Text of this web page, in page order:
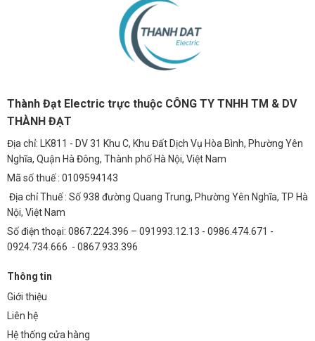
Thành Đạt Electric trực thuộc CÔNG TY TNHH TM & DV
THÀNH ĐẠT
Địa chỉ: LK811 - DV 31 Khu C, Khu Đất Dịch Vụ Hòa Bình, Phường Yên
Nghĩa, Quận Hà Đông, Thành phố Hà Nội, Việt Nam
Mã số thuế : 0109594143
Địa chỉ Thuế : Số 938 đường Quang Trung, Phường Yên Nghĩa, TP Hà
Nội, Việt Nam
Số điện thoại: 0867.224.396 – 091993.12.13 - 0986.474.671 -
0924.734.666 - 0867.933.396
Thông tin
Giới thiệu
Liên hệ
Hệ thống cửa hàng